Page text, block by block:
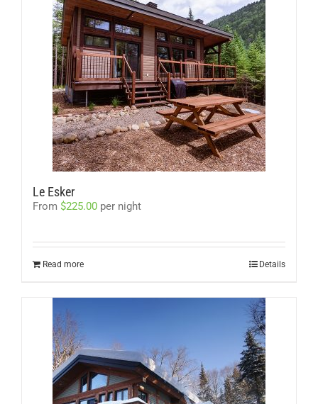
Le Esker
From $225.00 per night
Read more Details